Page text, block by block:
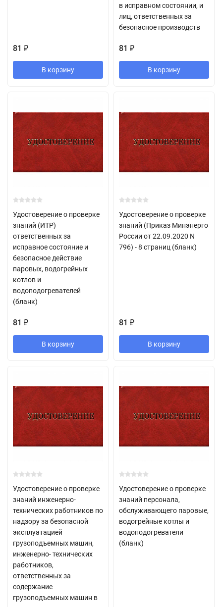
81 ₽
В корзину
в исправном состоянии, и
лиц, ответственных за
безопасное производств
81 ₽
В корзину
Удостоверение о проверке
знаний (ИТР)
ответственных за
исправное состояние и
безопасное действие
паровых, водогрейных
котлов и
водоподогревателей
(бланк)
81 ₽
В корзину
Удостоверение о проверке
знаний (Приказ Минэнерго
России от 22.09.2020 N
796) - 8 страниц (бланк)
81 ₽
В корзину
Удостоверение о проверке
знаний инженерно-
технических работников по
надзору за безопасной
эксплуатацией
грузоподъемных машин,
инженерно- технических
работников,
ответственных за
содержание
грузоподъемных машин в
Удостоверение о проверке
знаний персонала,
обслуживающего паровые,
водогрейные котлы и
водоподогреватели
(бланк)